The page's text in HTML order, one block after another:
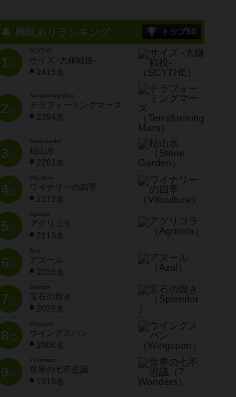
興味ありランキング トップ50
1位
SCYTHE
サイズ -大鎌戦役-
2415名
2位
Terraforming Mars
テラフォーミングマーズ
2394名
3位
Stone Garden
枯山水
2281名
4位
Viticulture
ワイナリーの四季
2272名
5位
Agricola
アグリコラ
2119名
6位
Azul
アズール
2035名
7位
宝石の煌き
2028名
8位
Wingspan
ウイングスパン
2006名
9位
7 Wonders
世界の七不思議
1919名